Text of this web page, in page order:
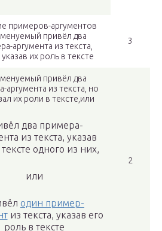
примеров-аргументов
привёл два
аргумента из текста,
их роль в тексте
3
привёл два
аргумента из текста, но
их роли в тексте,или
два примера-
из текста, указав
одного из них,
или
один пример-
из текста, указав его
роль в тексте
2